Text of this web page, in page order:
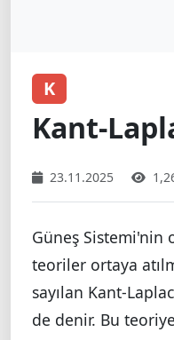
K
Kant-
23.11.2025
Güneş Sistemi'nin
teoriler ortaya
sayılan Kant-
de denir. Bu